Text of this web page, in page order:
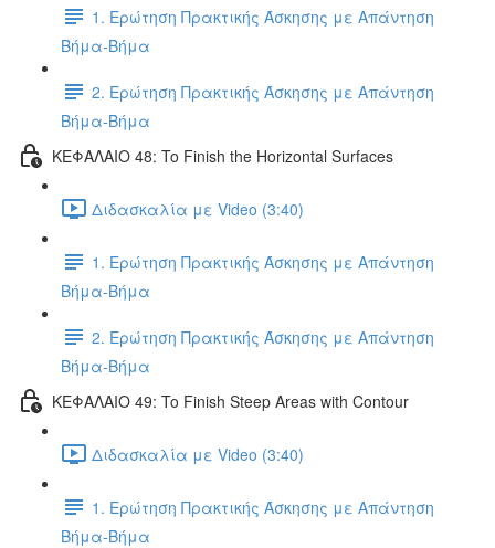
1. Ερώτηση Πρακτικής Άσκησης με Απάντηση
Βήμα-Βήμα
2. Ερώτηση Πρακτικής Άσκησης με Απάντηση
Βήμα-Βήμα
ΚΕΦΑΛΑΙΟ 48: To Finish the Horizontal Surfaces
Διδασκαλία με Video (3:40)
1. Ερώτηση Πρακτικής Άσκησης με Απάντηση
Βήμα-Βήμα
2. Ερώτηση Πρακτικής Άσκησης με Απάντηση
Βήμα-Βήμα
ΚΕΦΑΛΑΙΟ 49: To Finish Steep Areas with Contour
Διδασκαλία με Video (3:40)
1. Ερώτηση Πρακτικής Άσκησης με Απάντηση
Βήμα-Βήμα